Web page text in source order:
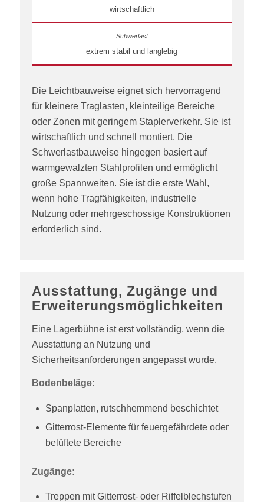
wirtschaftlich
extrem stabil und langlebig
Die Leichtbauweise eignet sich hervorragend
für kleinere Traglasten, kleinteilige Bereiche
oder Zonen mit geringem Staplerverkehr. Sie ist
wirtschaftlich und schnell montiert. Die
Schwerlastbauweise hingegen basiert auf
warmgewalzten Stahlprofilen und ermöglicht
große Spannweiten. Sie ist die erste Wahl,
wenn hohe Tragfähigkeiten, industrielle
Nutzung oder mehrgeschossige Konstruktionen
erforderlich sind.
Ausstattung, Zugänge und
Erweiterungsmöglichkeiten
Eine Lagerbühne ist erst vollständig, wenn die
Ausstattung an Nutzung und
Sicherheitsanforderungen angepasst wurde.
Bodenbeläge:
Spanplatten, rutschhemmend beschichtet
Gitterrost-Elemente für feuergefährdete oder
belüftete Bereiche
Zugänge:
Treppen mit Gitterrost- oder Riffelblechstufen